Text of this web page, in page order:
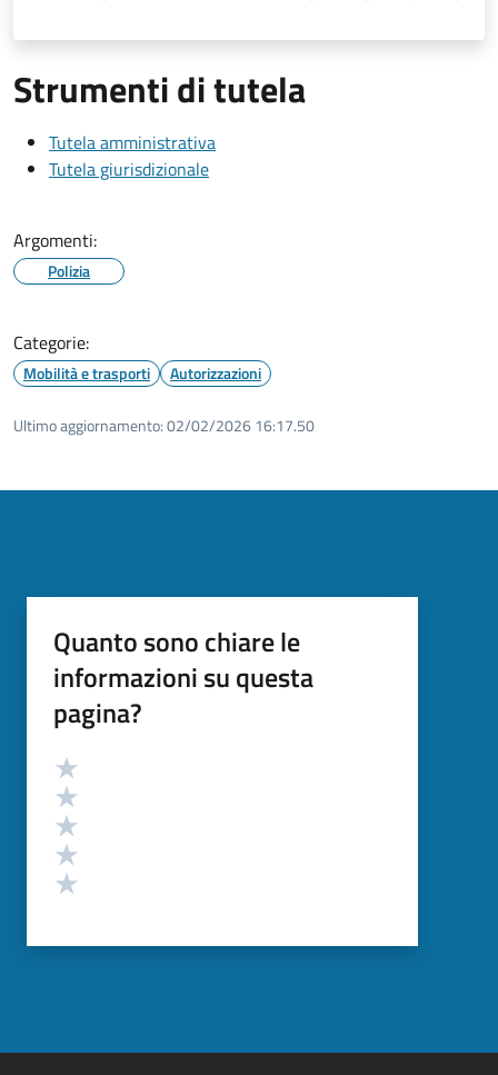
Strumenti di tutela
Tutela amministrativa
Tutela giurisdizionale
Argomenti:
Polizia
Categorie:
Mobilità e trasporti Autorizzazioni
Ultimo aggiornamento:02/02/2026 16:17.50
Quanto sono chiare le
informazioni su questa
pagina?
Valutazione